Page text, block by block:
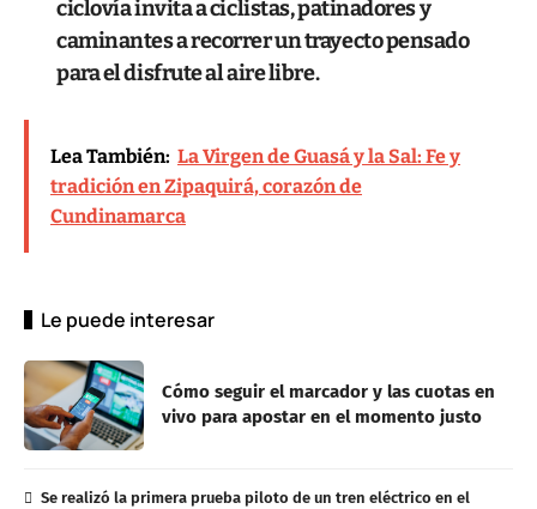
ciclovía invita a ciclistas, patinadores y
caminantes a recorrer un trayecto pensado
para el disfrute al aire libre.
Lea También: La Virgen de Guasá y la Sal: Fe y
tradición en Zipaquirá, corazón de
Cundinamarca
Le puede interesar
Cómo seguir el marcador y las cuotas en
vivo para apostar en el momento justo
Se realizó la primera prueba piloto de un tren eléctrico en el